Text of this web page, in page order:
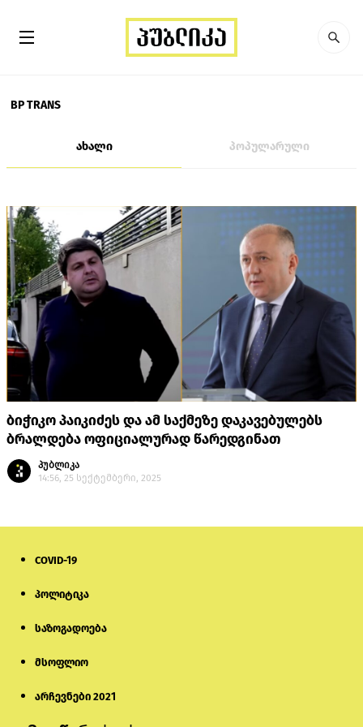
BP TRANS
ახალი პოპულარული
ბიჭიკო პაიკიძეს და ამ საქმეზე დაკავებულებს
ბრალდება ოფიციალურად წარედგინათ
პუბლიკა
14:56, 25 სექტემბერი, 2025
COVID-19
პოლიტიკა
საზოგადოება
მსოფლიო
არჩევნები 2021